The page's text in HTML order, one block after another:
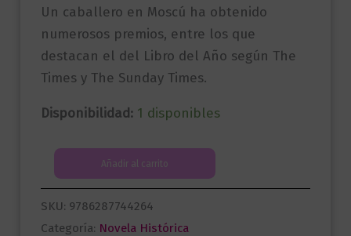
Un caballero en Moscú ha obtenido
numerosos premios, entre los que
destacan el del Libro del Año según The
Times y The Sunday Times.
Disponibilidad: 1 disponibles
caballero
en
Moscú
Añadir al carrito
SKU: 9786287744264
Categoría: Novela Histórica